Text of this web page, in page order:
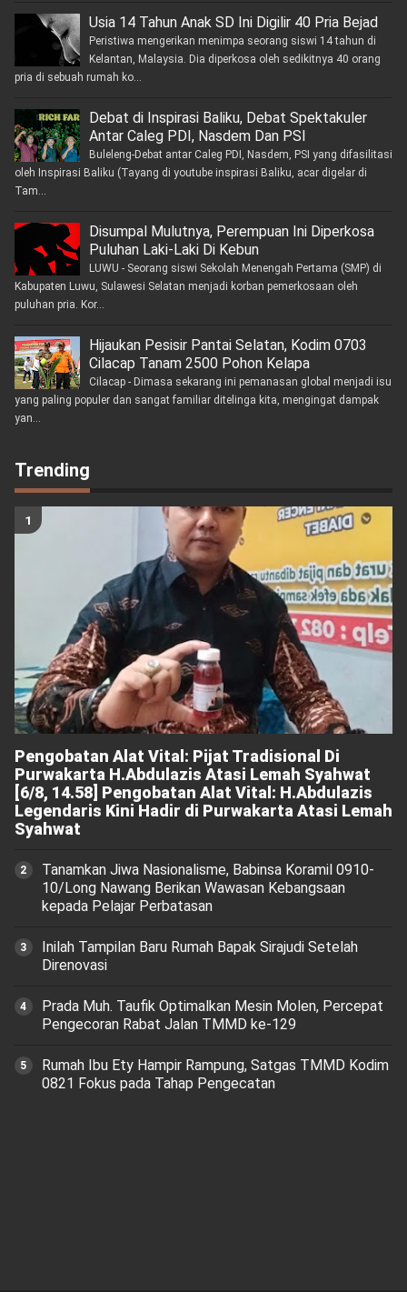
Usia 14 Tahun Anak SD Ini Digilir 40 Pria Bejad
Peristiwa mengerikan menimpa seorang siswi 14 tahun di
Kelantan, Malaysia. Dia diperkosa oleh sedikitnya 40 orang
pria di sebuah rumah ko...
Debat di Inspirasi Baliku, Debat Spektakuler
Antar Caleg PDI, Nasdem Dan PSI
Buleleng-Debat antar Caleg PDI, Nasdem, PSI yang difasilitasi
oleh Inspirasi Baliku (Tayang di youtube inspirasi Baliku, acar digelar di
Tam...
Disumpal Mulutnya, Perempuan Ini Diperkosa
Puluhan Laki-Laki Di Kebun
LUWU - Seorang siswi Sekolah Menengah Pertama (SMP) di
Kabupaten Luwu, Sulawesi Selatan menjadi korban pemerkosaan oleh
puluhan pria. Kor...
Hijaukan Pesisir Pantai Selatan, Kodim 0703
Cilacap Tanam 2500 Pohon Kelapa
Cilacap - Dimasa sekarang ini pemanasan global menjadi isu
yang paling populer dan sangat familiar ditelinga kita, mengingat dampak
yan...
Trending
Pengobatan Alat Vital: Pijat Tradisional Di
Purwakarta H.Abdulazis Atasi Lemah Syahwat
[6/8, 14.58] Pengobatan Alat Vital: H.Abdulazis
Legendaris Kini Hadir di Purwakarta Atasi Lemah
Syahwat
Tanamkan Jiwa Nasionalisme, Babinsa Koramil 0910-
10/Long Nawang Berikan Wawasan Kebangsaan
kepada Pelajar Perbatasan
Inilah Tampilan Baru Rumah Bapak Sirajudi Setelah
Direnovasi
Prada Muh. Taufik Optimalkan Mesin Molen, Percepat
Pengecoran Rabat Jalan TMMD ke-129
Rumah Ibu Ety Hampir Rampung, Satgas TMMD Kodim
0821 Fokus pada Tahap Pengecatan